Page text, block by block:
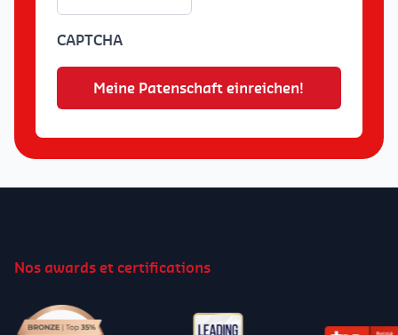
CAPTCHA
Nos awards et certifications